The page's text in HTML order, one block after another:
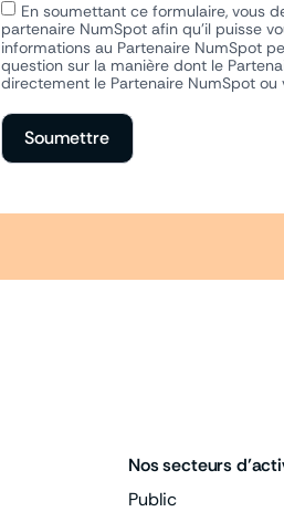
En soumettant ce formulaire, vous
partenaire NumSpot afin qu'il puisse
informations au Partenaire NumSpot
question sur la manière dont le
directement le Partenaire NumSpot
Soumettre
Nos secteurs
Public